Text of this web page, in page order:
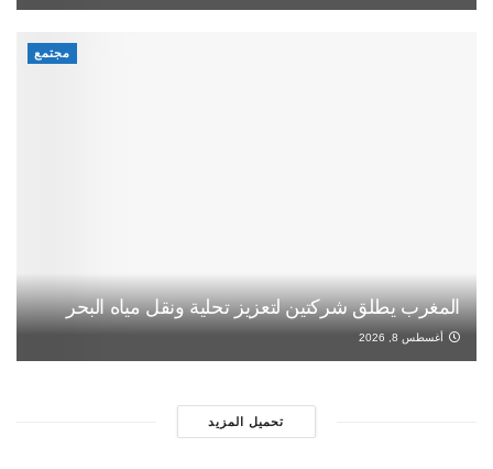
مجتمع
المغرب يطلق شركتين لتعزيز تحلية ونقل مياه البحر
أغسطس 8, 2026
تحميل المزيد